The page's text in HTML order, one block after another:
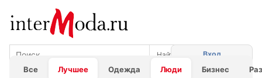
Все Лучшее Одежда Люди Бизнес
Вход